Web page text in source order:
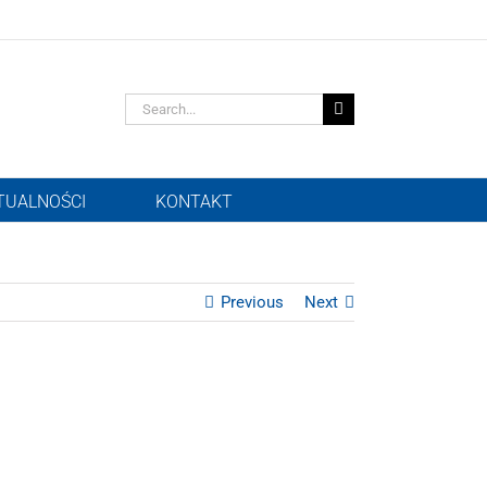
Search
for:
KONTAKT
Previous Next